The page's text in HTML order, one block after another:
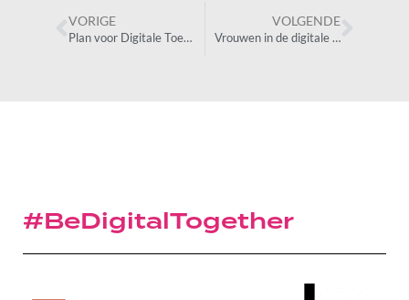
VORIGE
Plan voor Digitale Toegankelijkheid (PDT) – actie 28
VOLGENDE
Vrouwen in de digitale wereld
#BeDigitalTogether